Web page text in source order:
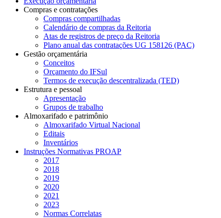
Compras e contratações
Compras compartilhadas
Calendário de compras da Reitoria
Atas de registros de preço da Reitoria
Plano anual das contratações UG 158126 (PAC)
Gestão orçamentária
Conceitos
Orçamento do IFSul
Termos de execução descentralizada (TED)
Estrutura e pessoal
Apresentação
Grupos de trabalho
Almoxarifado e patrimônio
Almoxarifado Virtual Nacional
Editais
Inventários
Instruções Normativas PROAP
2017
2018
2019
2020
2021
2023
Normas Correlatas